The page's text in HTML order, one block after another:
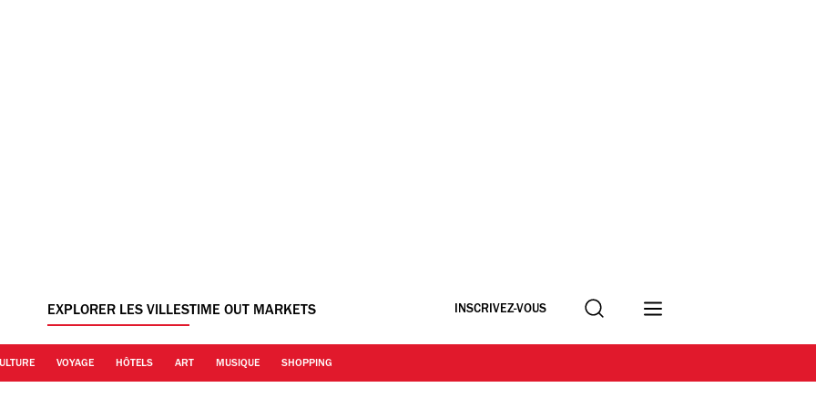
EXPLORER LES VILLESTIME OUT MARKETS INSCRIVEZ-VOUS Recherche
VOYAGE HÔTELS ART MUSIQUE SHOPPING